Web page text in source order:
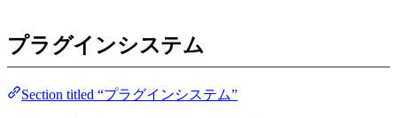
プラグインシステム
Section titled “プラグインシステム”